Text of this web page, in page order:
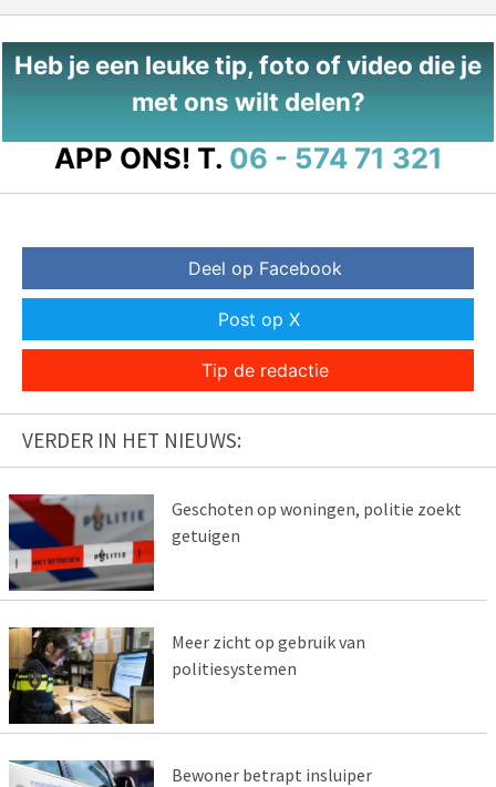
Heb je een leuke tip, foto of video die je
met ons wilt delen?
APP ONS! T. 06 - 574 71 321
Deel op Facebook
Post op X
Tip de redactie
VERDER IN HET NIEUWS:
Geschoten op woningen, politie zoekt
getuigen
Meer zicht op gebruik van
politiesystemen
Bewoner betrapt insluiper